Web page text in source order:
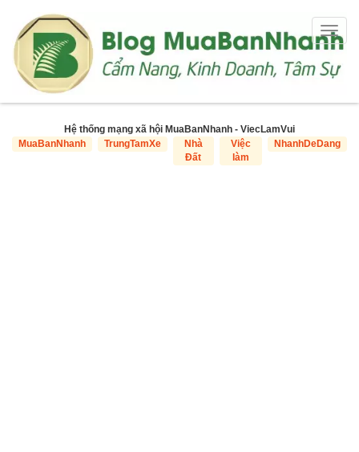
Hệ thống mạng xã hội MuaBanNhanh - ViecLamVui
MuaBanNhanh
TrungTamXe
Nhà
Đất
Việc
làm
NhanhDeDang